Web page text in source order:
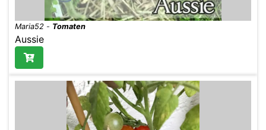
Maria52 - Tomaten
Aussie